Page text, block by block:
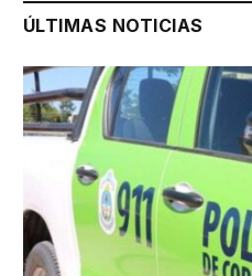
ÚLTIMAS NOTICIAS